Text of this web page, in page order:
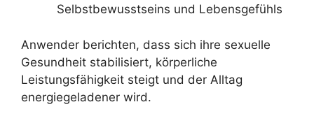
Selbstbewusstseins und Lebensgefühls
Anwender berichten, dass sich ihre sexuelle
Gesundheit stabilisiert, körperliche
Leistungsfähigkeit steigt und der Alltag
energiegeladener wird.